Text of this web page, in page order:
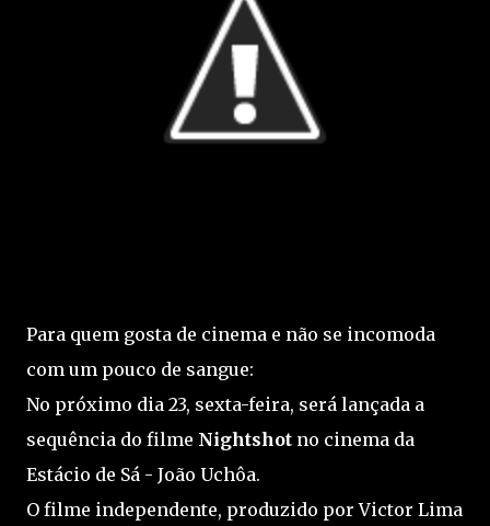
Para quem gosta de cinema e não se incomoda
com um pouco de sangue:
No próximo dia 23, sexta-feira, será lançada a
sequência do filme Nightshot no cinema da
Estácio de Sá - João Uchôa.
O filme independente, produzido por Victor Lima